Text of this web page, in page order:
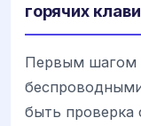
горячих
Первым шагом
быть проверка